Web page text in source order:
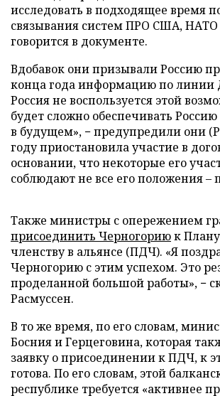
исследовать в подходящее время
связывания систем ПРО США, НАТО
говорится в документе.
Вдобавок они призывали Россию
конца года информацию по линии
Россия не воспользуется этой
будет сложно обеспечивать
в будущем», − предупредили они
году приостановила участие в
основании, что некоторые его
соблюдают не все его положения –
Также министры с опережением
присоединить Черногориюк
членству в альянсе (ПДЧ). «Я
Черногорию с этим успехом. Это
проделанной большой работы», −
Расмуссен.
В то же время, по его словам,
Босния и Герцеговина, которая
заявку о присоединении к ПДЧ, к
готова. По его словам, этой
республике требуется «активнее